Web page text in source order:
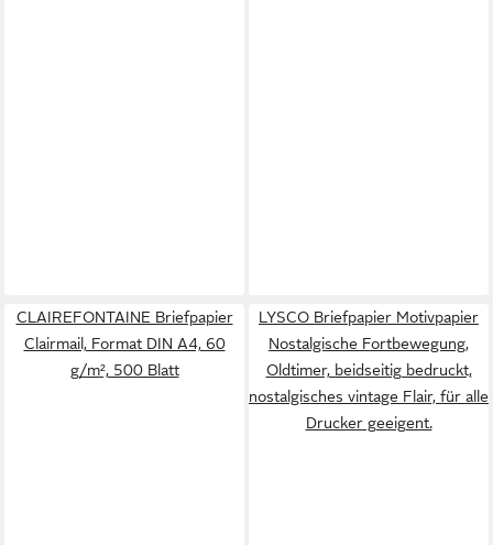
CLAIREFONTAINE Briefpapier
Clairmail, Format DIN A4, 60
g/m², 500 Blatt
LYSCO Briefpapier Motivpapier
Nostalgische Fortbewegung,
Oldtimer, beidseitig bedruckt,
nostalgisches vintage Flair, für alle
Drucker geeigent.